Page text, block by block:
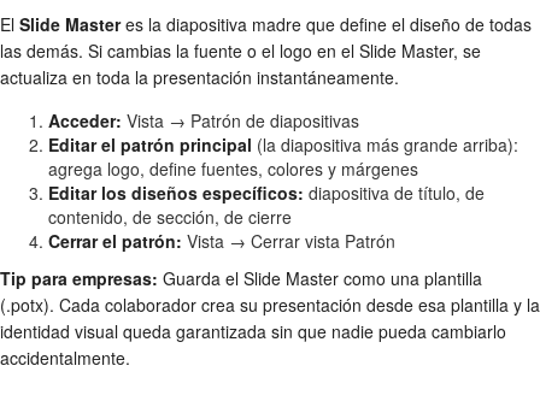
El Slide Masteres la diapositiva madre que define el diseño de todas
las demás. Si cambias la fuente o el logo en el Slide Master, se
actualiza en toda la presentación instantáneamente.
Acceder: Vista → Patrón de diapositivas
Editar el patrón principal (la diapositiva más grande arriba):
agrega logo, define fuentes, colores y márgenes
Editar los diseños específicos: diapositiva de título, de
contenido, de sección, de cierre
Cerrar el patrón: Vista → Cerrar vista Patrón
Tip para empresas: Guarda el Slide Master como una plantilla
(.potx). Cada colaborador crea su presentación desde esa plantilla y la
identidad visual queda garantizada sin que nadie pueda cambiarlo
accidentalmente.